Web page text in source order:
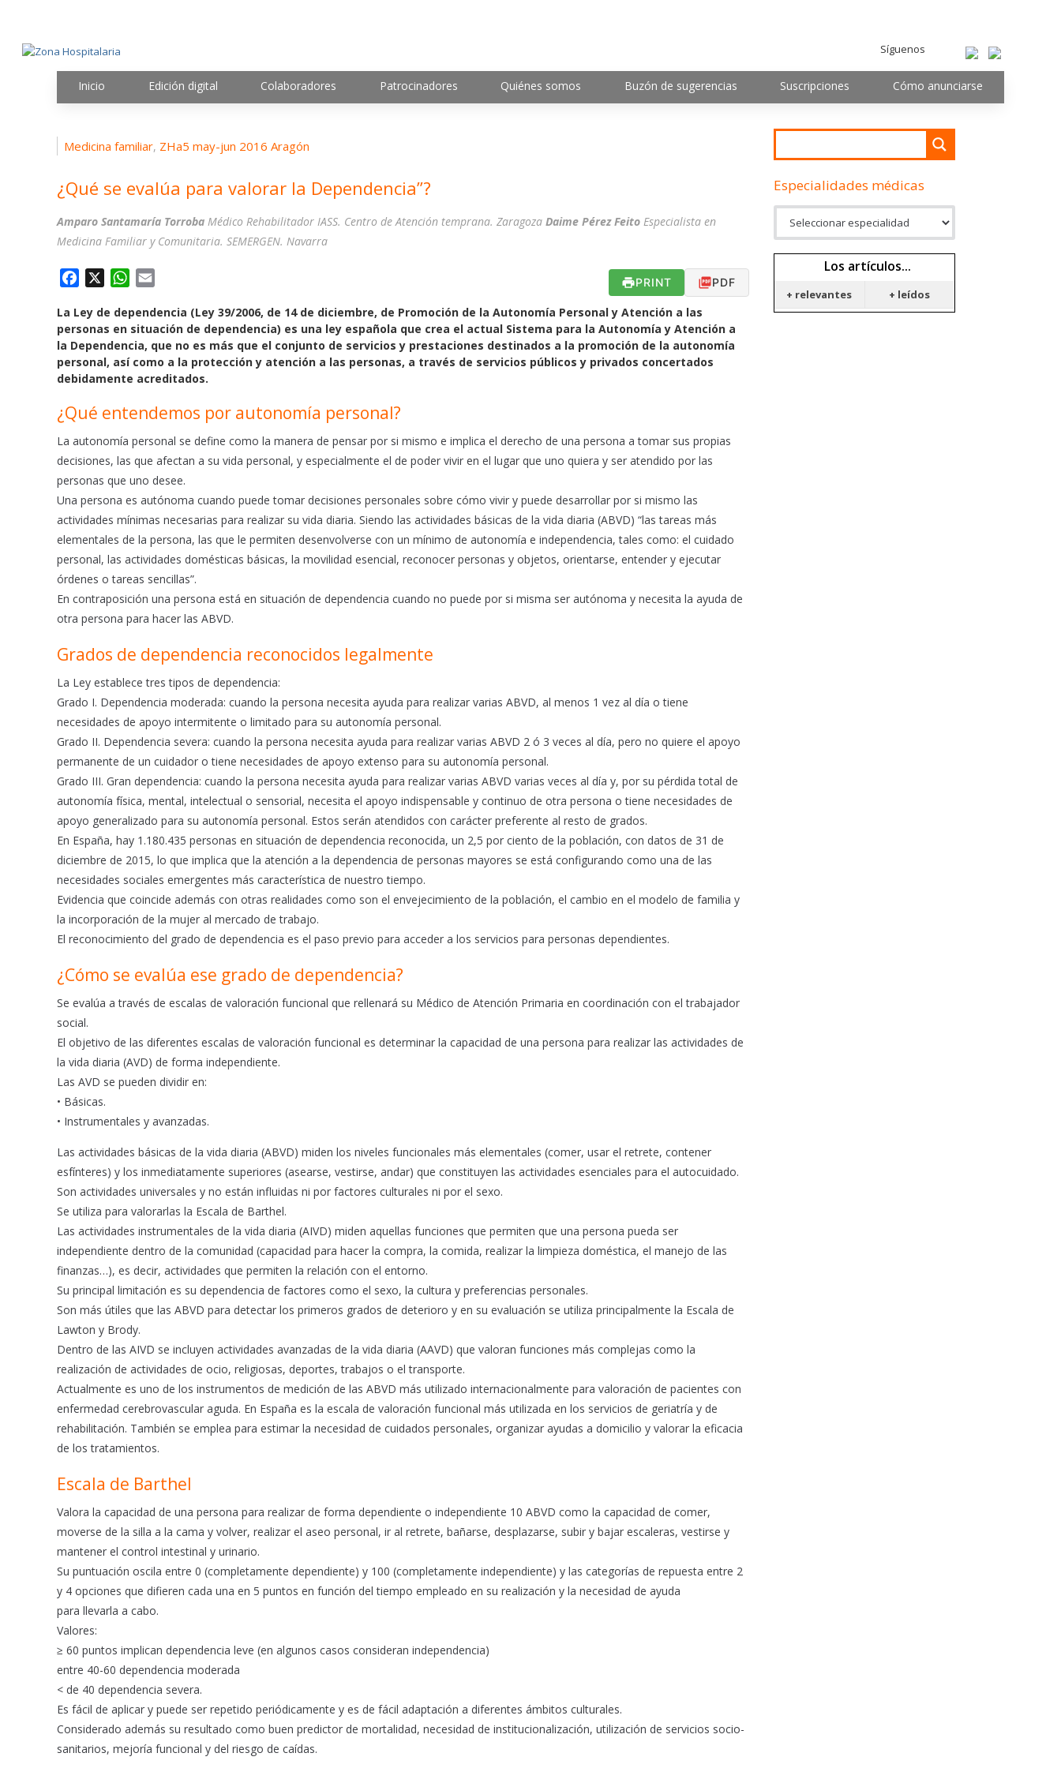
Síguenos
Inicio Edición digital Colaboradores Patrocinadores Quiénes somos Buzón de sugerencias Suscripciones Cómo anunciarse
Medicina familiar, ZHa5 may-jun 2016 Aragón
¿Qué se evalúa para valorar la Dependencia”?
Amparo Santamaría Torroba Médico Rehabilitador IASS. Centro de Atención temprana. Zaragoza Daime Pérez Feito Especialista en
Medicina Familiar y Comunitaria. SEMERGEN. Navarra
c
e
b
o
k
W
a
t
s
A
p
a
i
l
PRINT PDF
La Ley de dependencia (Ley 39/2006, de 14 de diciembre, de Promoción de la Autonomía Personal y Atención a las
personas en situación de dependencia) es una ley española que crea el actual Sistema para la Autonomía y Atención a
la Dependencia, que no es más que el conjunto de servicios y prestaciones destinados a la promoción de la autonomía
personal, así como a la protección y atención a las personas, a través de servicios públicos y privados concertados
debidamente acreditados.
¿Qué entendemos por autonomía personal?
La autonomía personal se define como la manera de pensar por si mismo e implica el derecho de una persona a tomar sus propias
decisiones, las que afectan a su vida personal, y especialmente el de poder vivir en el lugar que uno quiera y ser atendido por las
personas que uno desee.
Una persona es autónoma cuando puede tomar decisiones personales sobre cómo vivir y puede desarrollar por si mismo las
actividades mínimas necesarias para realizar su vida diaria. Siendo las actividades básicas de la vida diaria (ABVD) “las tareas más
elementales de la persona, las que le permiten desenvolverse con un mínimo de autonomía e independencia, tales como: el cuidado
personal, las actividades domésticas básicas, la movilidad esencial, reconocer personas y objetos, orientarse, entender y ejecutar
órdenes o tareas sencillas”.
En contraposición una persona está en situación de dependencia cuando no puede por si misma ser autónoma y necesita la ayuda de
otra persona para hacer las ABVD.
Grados de dependencia reconocidos legalmente
La Ley establece tres tipos de dependencia:
Grado I. Dependencia moderada: cuando la persona necesita ayuda para realizar varias ABVD, al menos 1 vez al día o tiene
necesidades de apoyo intermitente o limitado para su autonomía personal.
Grado II. Dependencia severa: cuando la persona necesita ayuda para realizar varias ABVD 2 ó 3 veces al día, pero no quiere el apoyo
permanente de un cuidador o tiene necesidades de apoyo extenso para su autonomía personal.
Grado III. Gran dependencia: cuando la persona necesita ayuda para realizar varias ABVD varias veces al día y, por su pérdida total de
autonomía física, mental, intelectual o sensorial, necesita el apoyo indispensable y continuo de otra persona o tiene necesidades de
apoyo generalizado para su autonomía personal. Estos serán atendidos con carácter preferente al resto de grados.
En España, hay 1.180.435 personas en situación de dependencia reconocida, un 2,5 por ciento de la población, con datos de 31 de
diciembre de 2015, lo que implica que la atención a la dependencia de personas mayores se está configurando como una de las
necesidades sociales emergentes más característica de nuestro tiempo.
Evidencia que coincide además con otras realidades como son el envejecimiento de la población, el cambio en el modelo de familia y
la incorporación de la mujer al mercado de trabajo.
El reconocimiento del grado de dependencia es el paso previo para acceder a los servicios para personas dependientes.
¿Cómo se evalúa ese grado de dependencia?
Se evalúa a través de escalas de valoración funcional que rellenará su Médico de Atención Primaria en coordinación con el trabajador
social.
El objetivo de las diferentes escalas de valoración funcional es determinar la capacidad de una persona para realizar las actividades de
la vida diaria (AVD) de forma independiente.
Las AVD se pueden dividir en:
• Básicas.
• Instrumentales y avanzadas.
Las actividades básicas de la vida diaria (ABVD) miden los niveles funcionales más elementales (comer, usar el retrete, contener
esfínteres) y los inmediatamente superiores (asearse, vestirse, andar) que constituyen las actividades esenciales para el autocuidado.
Son actividades universales y no están influidas ni por factores culturales ni por el sexo.
Se utiliza para valorarlas la Escala de Barthel.
Las actividades instrumentales de la vida diaria (AIVD) miden aquellas funciones que permiten que una persona pueda ser
independiente dentro de la comunidad (capacidad para hacer la compra, la comida, realizar la limpieza doméstica, el manejo de las
finanzas…), es decir, actividades que permiten la relación con el entorno.
Su principal limitación es su dependencia de factores como el sexo, la cultura y preferencias personales.
Son más útiles que las ABVD para detectar los primeros grados de deterioro y en su evaluación se utiliza principalmente la Escala de
Lawton y Brody.
Dentro de las AIVD se incluyen actividades avanzadas de la vida diaria (AAVD) que valoran funciones más complejas como la
realización de actividades de ocio, religiosas, deportes, trabajos o el transporte.
Actualmente es uno de los instrumentos de medición de las ABVD más utilizado internacionalmente para valoración de pacientes con
enfermedad cerebrovascular aguda. En España es la escala de valoración funcional más utilizada en los servicios de geriatría y de
rehabilitación. También se emplea para estimar la necesidad de cuidados personales, organizar ayudas a domicilio y valorar la eficacia
de los tratamientos.
Escala de Barthel
Valora la capacidad de una persona para realizar de forma dependiente o independiente 10 ABVD como la capacidad de comer,
moverse de la silla a la cama y volver, realizar el aseo personal, ir al retrete, bañarse, desplazarse, subir y bajar escaleras, vestirse y
mantener el control intestinal y urinario.
Su puntuación oscila entre 0 (completamente dependiente) y 100 (completamente independiente) y las categorías de repuesta entre 2
y 4 opciones que difieren cada una en 5 puntos en función del tiempo empleado en su realización y la necesidad de ayuda
para llevarla a cabo.
Valores:
≥ 60 puntos implican dependencia leve (en algunos casos consideran independencia)
entre 40-60 dependencia moderada
< de 40 dependencia severa.
Es fácil de aplicar y puede ser repetido periódicamente y es de fácil adaptación a diferentes ámbitos culturales.
Considerado además su resultado como buen predictor de mortalidad, necesidad de institucionalización, utilización de servicios socio-
sanitarios, mejoría funcional y del riesgo de caídas.
Especialidades médicas
Los artículos...
+ relevantes + leídos